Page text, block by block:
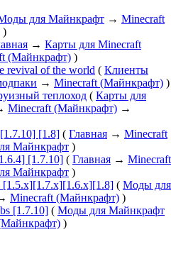
для Майнкрафт → Minecraft
)
→ Карты для Minecraft
(Майнкрафт) )
revival of the world ( Клиенты
→ Minecraft (Майнкрафт) )
теплоход ( Карты для
Minecraft (Майнкрафт) →
[1.8] ( Главная → Minecraft
Майнкрафт )
[1.7.10] ( Главная → Minecraft
Майнкрафт )
( Моды для
Minecraft (Майнкрафт) )
[1.7.10] ( Моды для Майнкрафт
)